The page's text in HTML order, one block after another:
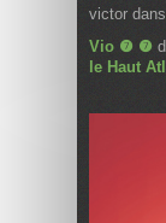
victor dans
Vio ❼ ❼
le Haut